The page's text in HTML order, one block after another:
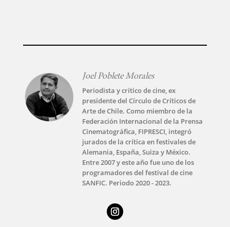
Joel Poblete Morales
Periodista y crítico de cine, ex
presidente del Círculo de Críticos de
Arte de Chile. Como miembro de la
Federación Internacional de la Prensa
Cinematográfica, FIPRESCI, integró
jurados de la crítica en festivales de
Alemania, España, Suiza y México.
Entre 2007 y este año fue uno de los
programadores del festival de cine
SANFIC. Periodo 2020 - 2023.